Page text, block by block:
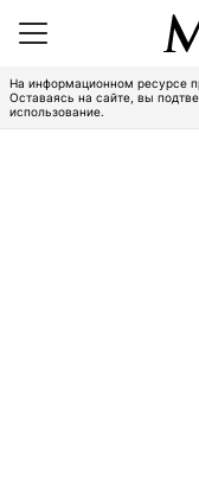
На информационном ресурсе
Оставаясь на сайте, вы
использование.